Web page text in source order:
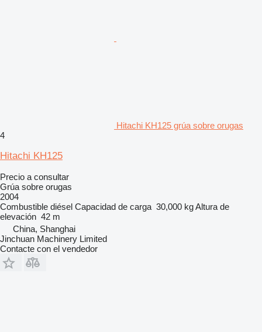
Hitachi KH125 grúa sobre orugas
4
Hitachi KH125
Precio a consultar
Grúa sobre orugas
2004
Combustible diésel Capacidad de carga 30,000 kgAltura de
elevación 42 m
China, Shanghai
Jinchuan Machinery Limited
Contacte con el vendedor